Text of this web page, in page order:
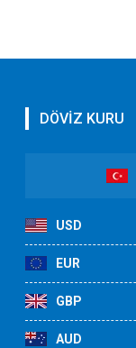
DÖVİZ KURU
USD
EUR
GBP
AUD